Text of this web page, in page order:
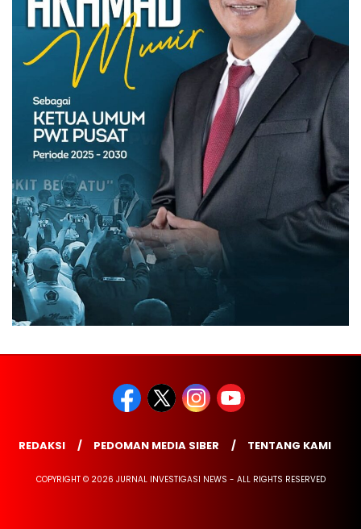
REDAKSI PEDOMAN MEDIA SIBER TENTANG KAMI
COPYRIGHT © 2026 JURNAL INVESTIGASI NEWS - ALL RIGHTS RESERVED